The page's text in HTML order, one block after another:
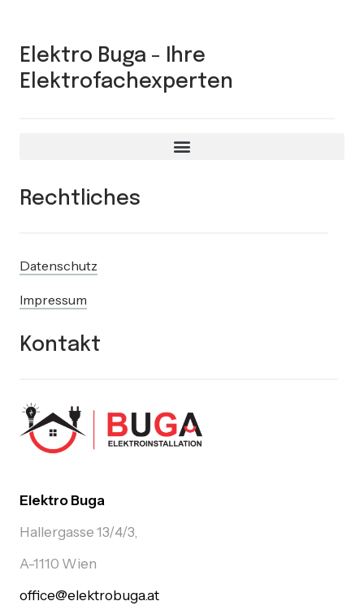
Elektro Buga - Ihre
Elektrofachexperten
Rechtliches
Datenschutz
Impressum
Kontakt
Elektro Buga
Hallergasse 13/4/3,
A-1110 Wien
office@elektrobuga.at